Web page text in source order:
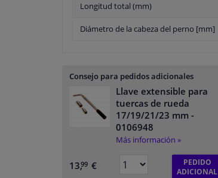
Longitud total (mm)
Diámetro de la cabeza del perno [mm]
Consejo para pedidos adicionales
Llave extensible para
tuercas de rueda
17/19/21/23 mm -
0106948
Más información »
13,99 €
PEDIDO
ADICIONAL